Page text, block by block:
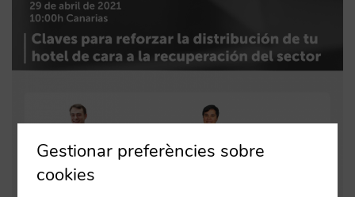
Gestionar preferències sobre
cookies